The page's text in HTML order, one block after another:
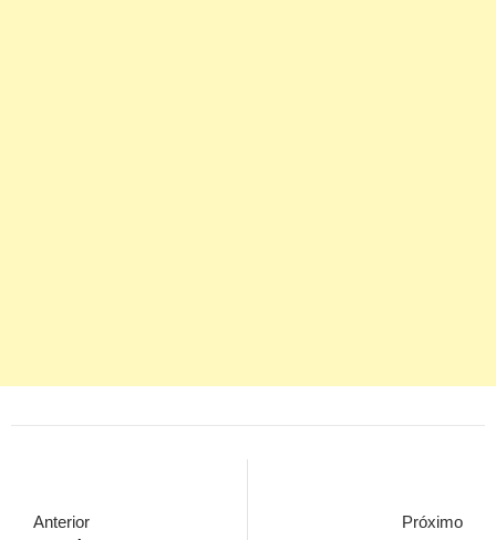
Anterior Próximo